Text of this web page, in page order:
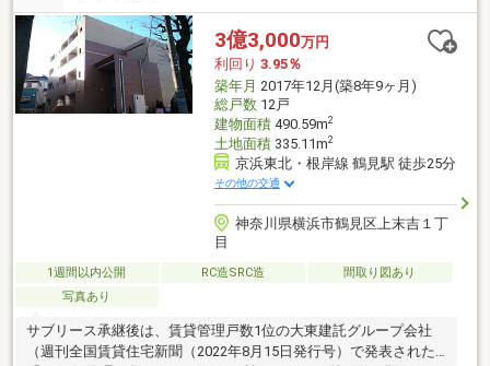
3億3,000万円
利回り 3.95％
築年月 2017年12月(築8年9ヶ月)
総戸数12戸
建物面積490.59m2
土地面積335.11m2
京浜東北・根岸線 鶴見駅 徒歩25分
その他の交通
神奈川県横浜市鶴見区上末吉１丁
目
1週間以内公開 RC造SRC造
間取り図あり
写真あり
サブリース承継後は、賃貸管理戸数1位の大東建託グループ会社
（週刊全国賃貸住宅新聞（2022年8月15日発行号）で発表された